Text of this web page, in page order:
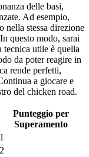
delle basi,
Ad esempio,
nella stessa direzione
questo modo, sarai
utile è quella
da poter reagire in
rende perfetti,
a giocare e
del chicken road.
Punteggio per
Superamento
1
2